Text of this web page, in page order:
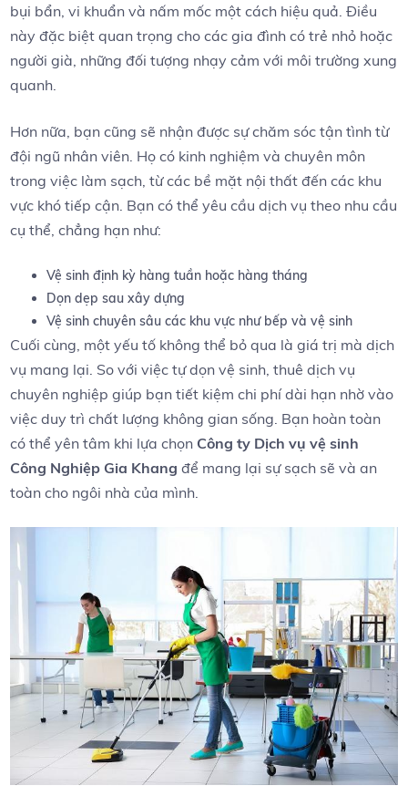
bụi bẩn, vi​ khuẩn và nấm mốc một cách hiệu quả. Điều
này đặc biệt quan trọng⁤ cho‍ các gia đình có trẻ nhỏ‌ hoặc⁤
người già, những đối tượng nhạy cảm với môi trường xung
quanh.
Hơn ⁤nữa, bạn cũng sẽ‌ nhận​ được‍ sự⁤ chăm sóc ⁤tận tình từ
đội⁢ ngũ nhân viên. Họ có kinh nghiệm và chuyên môn
trong việc làm sạch, từ​ các bề mặt nội thất đến các khu
vực khó ‍tiếp⁢ cận. ‍Bạn có thể yêu cầu ⁣dịch vụ theo nhu cầu
cụ thể, chẳng hạn như:
Vệ sinh định ⁢kỳ hàng​ tuần hoặc ‍hàng tháng
Dọn dẹp sau xây dựng
Vệ sinh chuyên sâu⁣ các khu ​vực như ​bếp và vệ sinh
Cuối cùng, một yếu tố không thể⁢ bỏ qua là giá trị⁢ mà dịch
vụ mang‍ lại. ‌So với việc tự dọn vệ‌ sinh, thuê dịch vụ
chuyên nghiệp giúp⁤ bạn tiết kiệm chi phí dài hạn nhờ vào
việc duy trì chất lượng không gian ⁣sống.⁤ Bạn⁣ hoàn​ toàn
có thể⁢ yên​ tâm​ khi lựa⁤ chọn Công ty ‌Dịch vụ vệ ‍sinh
Công Nghiệp ⁢Gia ‌Khang để‌ mang lại‍ sự ‌sạch sẽ và an
toàn cho ngôi nhà của mình.